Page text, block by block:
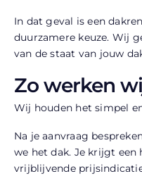
In dat geval is een
duurzamere keuze. Wij
van de staat van jouw
Zo werken
Wij houden het simpel
Na je aanvraag
we het dak. Je krijgt een
vrijblijvende